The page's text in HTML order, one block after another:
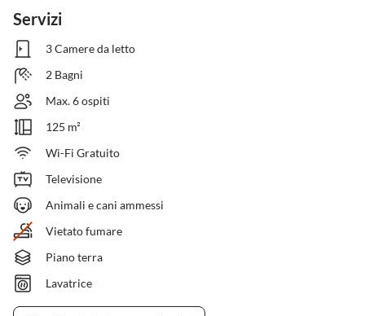
Servizi
3 Camere da letto
2 Bagni
Max. 6 ospiti
125 m²
Wi-Fi Gratuito
Televisione
Animali e cani ammessi
Vietato fumare
Piano terra
Lavatrice